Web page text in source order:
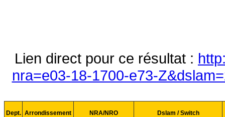
Lien direct pour ce résultat :
nra=e03-18-1700-e73-
Dept. Arrondissement NRA/NRO Dslam / Switch